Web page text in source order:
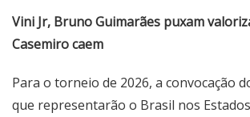
Vini Jr, Bruno Guimarães puxam
Casemiro caem
Para o torneio de 2026, a convocação
que representarão o Brasil nos